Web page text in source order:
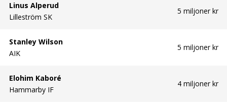
Linus Alperud
Lilleström SK
5 miljoner kr
Stanley Wilson
AIK
5 miljoner kr
Elohim Kaboré
Hammarby IF
4 miljoner kr